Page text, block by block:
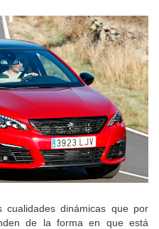
dinámicas que por
de la forma en que está